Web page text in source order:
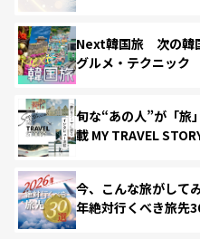
Next韓国旅 次の韓
グルメ・テクニック
旬な“あの人”が「旅
載 MY TRAVEL
今、こんな旅がして
年絶対行くべき旅先